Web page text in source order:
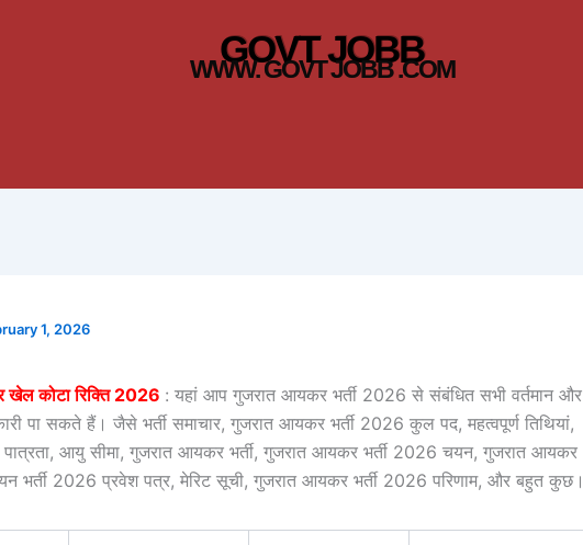
GOVT JOBB
WWW. GOVT JOBB .COM
1, 2026
कोटा रिक्ति 2026 : यहां आप गुजरात आयकर भर्ती 2026 से संबंधित सभी वर्तमान और
पा सकते हैं। जैसे भर्ती समाचार, गुजरात आयकर भर्ती 2026 कुल पद, महत्वपूर्ण तिथियां,
आयु सीमा, गुजरात आयकर भर्ती, गुजरात आयकर भर्ती 2026 चयन, गुजरात आयकर
भर्ती 2026 प्रवेश पत्र, मेरिट सूची, गुजरात आयकर भर्ती 2026 परिणाम, और बहुत कुछ।